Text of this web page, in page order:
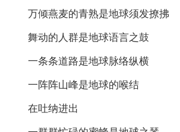
万倾燕麦的青熟是地球须发撩拂
舞动的人群是地球语言之鼓
一条条道路是地球脉络纵横
一阵阵山峰是地球的喉结
在吐纳进出